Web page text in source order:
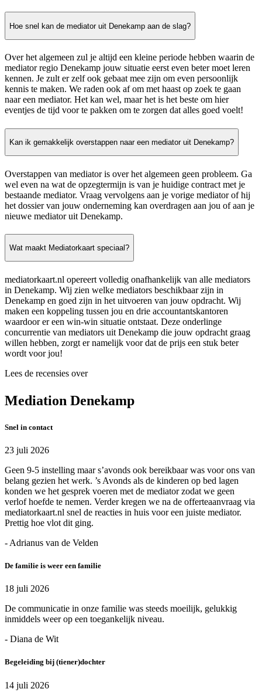
Hoe snel kan de mediator uit Denekamp aan de slag?
Over het algemeen zul je altijd een kleine periode hebben waarin de
mediator regio Denekamp jouw situatie eerst even beter moet leren
kennen. Je zult er zelf ook gebaat mee zijn om even persoonlijk
kennis te maken. We raden ook af om met haast op zoek te gaan
naar een mediator. Het kan wel, maar het is het beste om hier
eventjes de tijd voor te pakken om te zorgen dat alles goed voelt!
Kan ik gemakkelijk overstappen naar een mediator uit Denekamp?
Overstappen van mediator is over het algemeen geen probleem. Ga
wel even na wat de opzegtermijn is van je huidige contract met je
bestaande mediator. Vraag vervolgens aan je vorige mediator of hij
het dossier van jouw onderneming kan overdragen aan jou of aan je
nieuwe mediator uit Denekamp.
Wat maakt Mediatorkaart speciaal?
mediatorkaart.nl opereert volledig onafhankelijk van alle mediators
in Denekamp. Wij zien welke mediators beschikbaar zijn in
Denekamp en goed zijn in het uitvoeren van jouw opdracht. Wij
maken een koppeling tussen jou en drie accountantskantoren
waardoor er een win-win situatie ontstaat. Deze onderlinge
concurrentie van mediators uit Denekamp die jouw opdracht graag
willen hebben, zorgt er namelijk voor dat de prijs een stuk beter
wordt voor jou!
Lees de recensies over
Mediation Denekamp
Snel in contact
23 juli 2026
Geen 9-5 instelling maar s’avonds ook bereikbaar was voor ons van
belang gezien het werk. ’s Avonds als de kinderen op bed lagen
konden we het gesprek voeren met de mediator zodat we geen
verlof hoefde te nemen. Verder kregen we na de offerteaanvraag via
mediatorkaart.nl snel de reacties in huis voor een juiste mediator.
Prettig hoe vlot dit ging.
- Adrianus van de Velden
De familie is weer een familie
18 juli 2026
De communicatie in onze familie was steeds moeilijk, gelukkig
inmiddels weer op een toegankelijk niveau.
- Diana de Wit
Begeleiding bij (tiener)dochter
14 juli 2026